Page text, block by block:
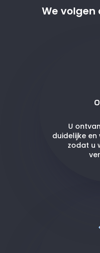
We
U
duidelijke
zodat u